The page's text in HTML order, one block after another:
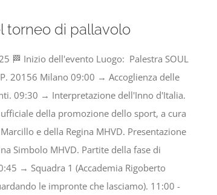
torneo di pallavolo
🏁 Inizio dell'evento Luogo: Palestra SOUL
20156 Milano 09:00 → Accoglienza delle
09:30 → Interpretazione dell'Inno d'Italia.
della promozione dello sport, a cura
e della Regina MHVD. Presentazione
Simbolo MHVD. Partite della fase di
→ Squadra 1 (Accademia Rigoberto
le impronte che lasciamo). 11:00 -